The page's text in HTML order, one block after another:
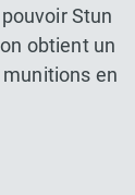
Stun
obtient un
en